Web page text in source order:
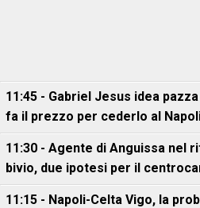
11:45 - Gabriel Jesus idea
fa il prezzo per cederlo al
11:30 - Agente di Anguissa nel
bivio, due ipotesi per il
11:15 - Napoli-Celta Vigo, la